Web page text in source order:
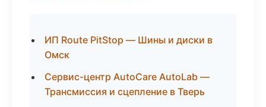
ИП Route PitStop — Шины и диски в
Омск
Сервис-центр AutoCare AutoLab —
Трансмиссия и сцепление в Тверь